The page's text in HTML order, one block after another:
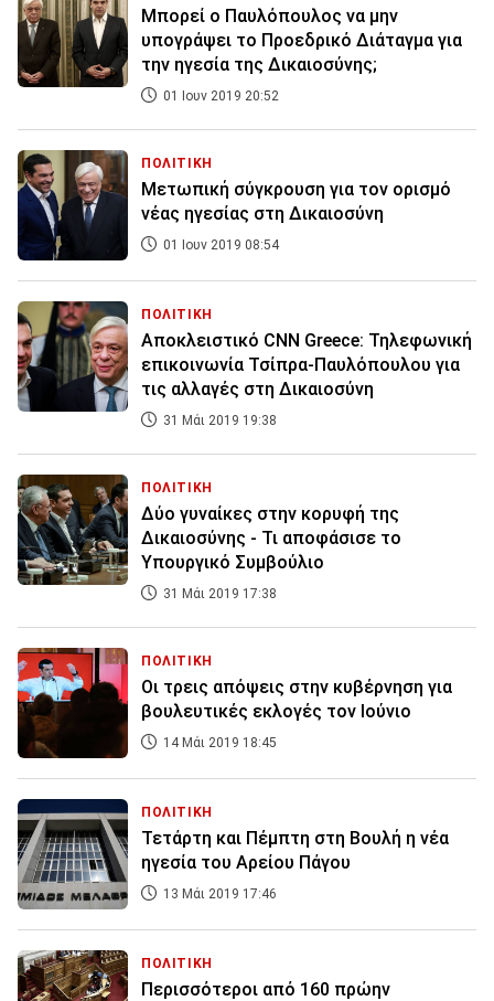
Μπορεί ο Παυλόπουλος να μην
υπογράψει το Προεδρικό Διάταγμα για
την ηγεσία της Δικαιοσύνης;
01 Ιουν 2019 20:52
ΠΟΛΙΤΙΚΗ
Μετωπική σύγκρουση για τον ορισμό
νέας ηγεσίας στη Δικαιοσύνη
01 Ιουν 2019 08:54
ΠΟΛΙΤΙΚΗ
Αποκλειστικό CNN Greece: Τηλεφωνική
επικοινωνία Τσίπρα-Παυλόπουλου για
τις αλλαγές στη Δικαιοσύνη
31 Μάι 2019 19:38
ΠΟΛΙΤΙΚΗ
Δύο γυναίκες στην κορυφή της
Δικαιοσύνης - Τι αποφάσισε το
Υπουργικό Συμβούλιο
31 Μάι 2019 17:38
ΠΟΛΙΤΙΚΗ
Οι τρεις απόψεις στην κυβέρνηση για
βουλευτικές εκλογές τον Ιούνιο
14 Μάι 2019 18:45
ΠΟΛΙΤΙΚΗ
Τετάρτη και Πέμπτη στη Βουλή η νέα
ηγεσία του Αρείου Πάγου
13 Μάι 2019 17:46
ΠΟΛΙΤΙΚΗ
Περισσότεροι από 160 πρώην